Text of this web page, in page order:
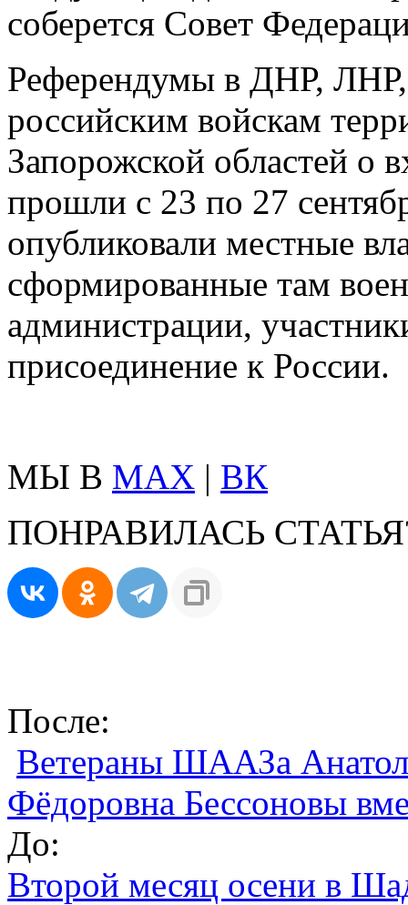
соберется Совет
Референдумы в ДНР, ЛНР,
российским войскам
Запорожской областей о
прошли с 23 по 27
опубликовали местные
сформированные там
администрации,
присоединение к России.
МЫ В MAX | ВК
ПОНРАВИЛАСЬ
После:
Ветераны ШААЗа
Фёдоровна Бессоновы
До:
Второй месяц осени в